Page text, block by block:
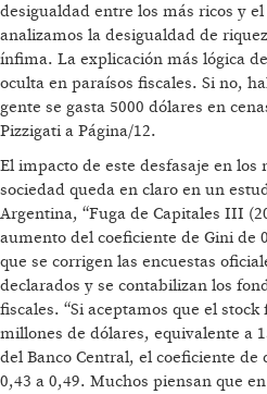
desigualdad entre los más ricos y
analizamos la desigualdad de
ínfima. La explicación más lógica
oculta en paraísos fiscales. Si no,
gente se gasta 5000 dólares en
Pizzigati a Página/12.
El impacto de este desfasaje en
sociedad queda en claro en un
Argentina, “Fuga de Capitales III
aumento del coeficiente de Gini de
que se corrigen las encuestas
declarados y se contabilizan los
fiscales. “Si aceptamos que el
millones de dólares, equivalente a
del Banco Central, el coeficiente de
0,43 a 0,49. Muchos piensan que